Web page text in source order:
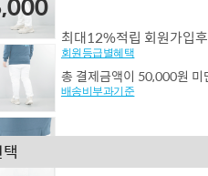
최대12%적립 회원가입
회원등급별혜택
총 결제금액이 50,000원
배송비부과기준